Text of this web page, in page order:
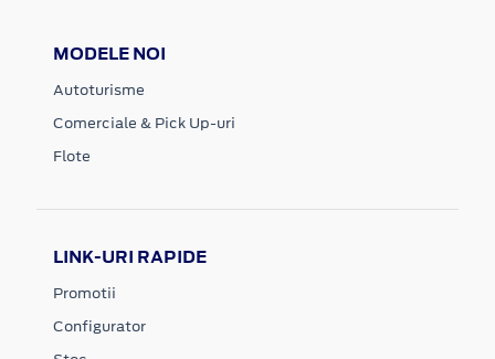
MODELE NOI
Autoturisme
Comerciale & Pick Up-uri
Flote
LINK-URI RAPIDE
Promotii
Configurator